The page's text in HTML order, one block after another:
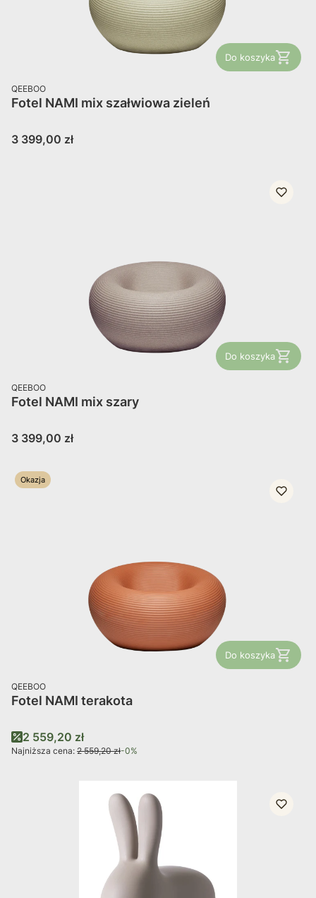
Do koszyka
PRODUCENT
QEEBOO
Fotel NAMI mix szałwiowa zieleń
Cena
3 399,00 zł
Do koszyka
PRODUCENT
QEEBOO
Fotel NAMI mix szary
Cena
3 399,00 zł
Okazja
Do koszyka
PRODUCENT
QEEBOO
Fotel NAMI terakota
Cena promocyjna
2 559,20 zł
Najniższa cena: 2 559,20 zł-0%